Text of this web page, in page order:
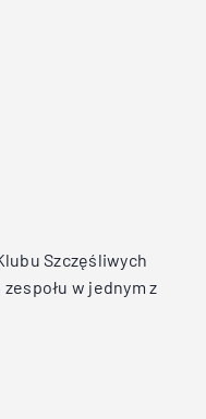
Szczęśliwych
w jednym z